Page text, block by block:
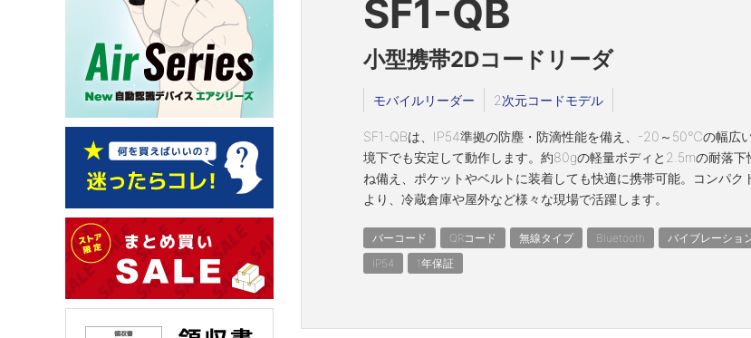
SF1-QB
小型携帯2Dコードリーダ
モバイルリーダー 2次元コードモデル
SF1-QBは、IP54準拠の防塵・防滴性能を備え、-20～50℃の幅広
境下でも安定して動作します。約80gの軽量ボディと2.5mの耐落下
ね備え、ポケットやベルトに装着しても快適に携帯可能。コンパク
より、冷蔵倉庫や屋外など様々な現場で活躍します。
バーコード QRコード 無線タイプ Bluetooth
バイブレーショ
IP54
1年保証